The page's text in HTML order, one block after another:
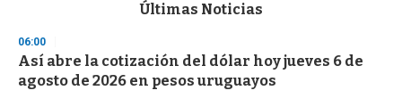
d
s
o
f
Últimas Noticias
06:00
Así abre la cotización del dólar hoy jueves 6 de
agosto de 2026 en pesos uruguayos